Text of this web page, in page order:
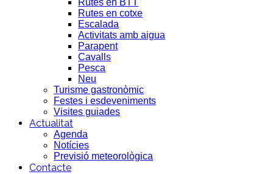
Rutes en cotxe
Escalada
Activitats amb aigua
Parapent
Cavalls
Pesca
Neu
Turisme gastronòmic
Festes i esdeveniments
Visites guiades
Actualitat
Agenda
Notícies
Previsió meteorològica
Contacte